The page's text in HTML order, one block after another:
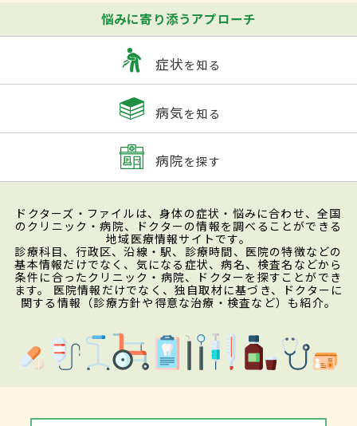
悩みに寄り添うアプローチ
症状を知る
病気を知る
病院を探す
ドクターズ・ファイルは、身体の症状・悩みに合わせ、全国
のクリニック・病院、ドクターの情報を調べることができる
地域医療情報サイトです。
診療科目、行政区、沿線・駅、診療時間、医院の特徴などの
基本情報だけでなく、気になる症状、病名、検査名などから
条件に合ったクリニック・病院、ドクターを探すことができ
ます。 医院情報だけでなく、独自取材に基づき、ドクターに
関する情報（診療方針や得意な治療・検査など）も紹介。